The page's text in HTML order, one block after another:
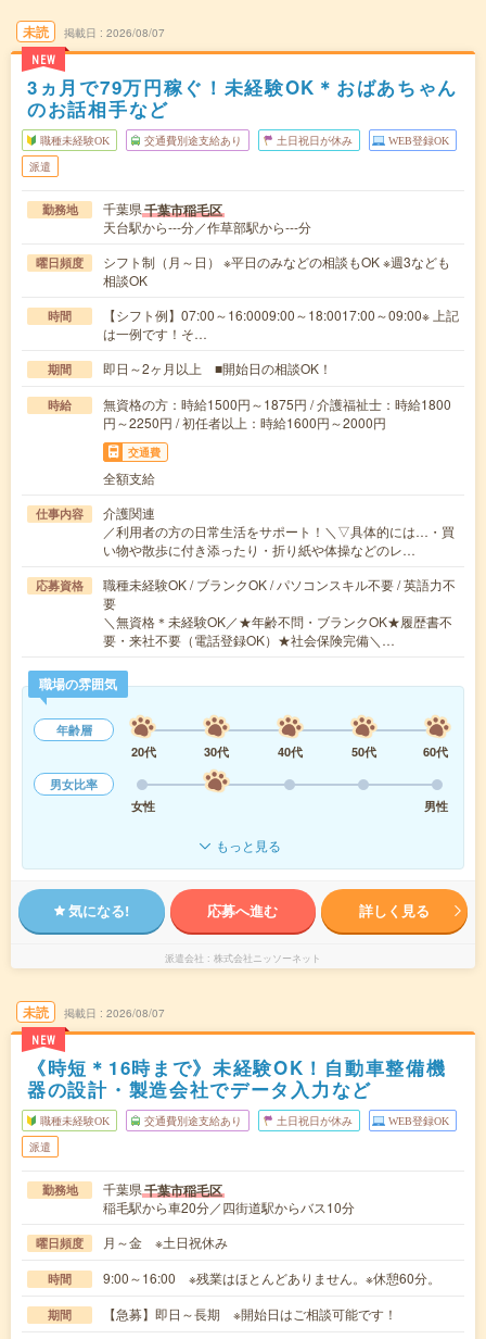
未読
NEW
掲載日 2026/08/07
3ヵ月で79万円稼ぐ！未経験OK＊おばあちゃん
のお話相手など
職種未経験OK 交通費別途支給あり 土日祝日が休み WEB登録OK
派遣
勤務地 千葉県千葉市稲毛区
天台駅から---分／作草部駅から---分
曜日頻度
シフト制（月～日） ※平日のみなどの相談もOK ※週3なども
相談OK
時間
【シフト例】07:00～16:0009:00～18:0017:00～09:00※ 上記
は一例です！そ…
期間 即日～2ヶ月以上 ■開始日の相談OK！
時給
無資格の方：時給1500円～1875円 / 介護福祉士：時給1800
円～2250円 / 初任者以上：時給1600円～2000円
交通費
全額支給
仕事内容
介護関連
／利用者の方の日常生活をサポート！＼▽具体的には…・買
い物や散歩に付き添ったり・折り紙や体操などのレ…
応募資格
職種未経験OK / ブランクOK / パソコンスキル不要 / 英語力不
要
＼無資格＊未経験OK／★年齢不問・ブランクOK★履歴書不
要・来社不要（電話登録OK）★社会保険完備＼…
職場の雰囲気
年齢層
20代
30代 40代 50代
60代
男女比率
女性
男性
もっと見る
気になる! 応募へ進む 詳しく見る
派遣会社 株式会社ニッソーネット
未読
NEW
掲載日 2026/08/07
《時短＊16時まで》未経験OK！自動車整備機
器の設計・製造会社でデータ入力など
職種未経験OK 交通費別途支給あり 土日祝日が休み WEB登録OK
派遣
勤務地 千葉県千葉市稲毛区
稲毛駅から車20分／四街道駅からバス10分
曜日頻度 月～金 ※土日祝休み
時間 9:00～16:00 ※残業はほとんどありません。※休憩60分。
期間 【急募】即日～長期 ※開始日はご相談可能です！